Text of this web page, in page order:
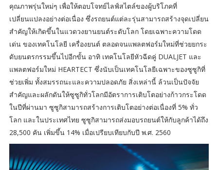
คุณภาพรุ่นใหม่ๆ เพื่อให้ตอบโจทย์ไลฟ์สไตล์ของผู้บริโภคที่
เปลี่ยนแปลงอย่างต่อเนื่อง ซึ่งรถยนต์แต่ละรุ่นสามารถสร้างจุดเปลี่ยน
สำคัญให้เกิดขึ้นในแวดวงยานยนต์ระดับโลก โดยเฉพาะความโดด
เด่น ของเทคโนโลยี เครื่องยนต์ ตลอดจนแพลตฟอร์มใหม่ที่ช่วยยกระ
ดับยนตรกรรมขึ้นไปอีกขั้น อาทิ เทคโนโลยีหัวฉีดคู่ DUALJET และ
แพลตฟอร์มใหม่ HEARTECT ซึ่งนับเป็นเทคโนโลยีเฉพาะของซูซูกิที่
ช่วยเพิ่ม ทั้งสมรรถนะและความปลอดภัย สิ่งเหล่านี้ ล้วนเป็นปัจจัย
สำคัญและผลักดันให้ซูซูกิทั่วโลกมีอัตราการเติบโตอย่างก้าวกระโดด
ในปีที่ผ่านมา ซูซูกิสามารถสร้างการเติบโตอย่างต่อเนื่องที่ 5% ทั่ว
โลก และในประเทศไทย ซูซูกิสามารถส่งมอบรถยนต์ให้กับลูกค้าได้ถึง
28,500 คัน เพิ่มขึ้น 14% เมื่อเปรียบเทียบกับปี พ.ศ. 2560